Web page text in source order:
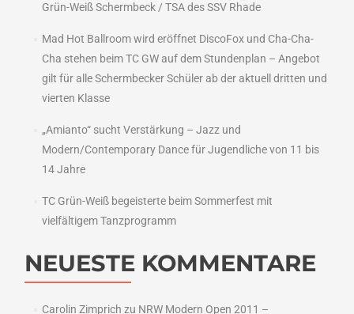
Grün-Weiß Schermbeck / TSA des SSV Rhade
Mad Hot Ballroom wird eröffnet DiscoFox und Cha-Cha-
Cha stehen beim TC GW auf dem Stundenplan – Angebot
gilt für alle Schermbecker Schüler ab der aktuell dritten und
vierten Klasse
„Amianto“ sucht Verstärkung – Jazz und
Modern/Contemporary Dance für Jugendliche von 11 bis
14 Jahre
TC Grün-Weiß begeisterte beim Sommerfest mit
vielfältigem Tanzprogramm
NEUESTE KOMMENTARE
Carolin Zimprich zu NRW Modern Open 2011 –